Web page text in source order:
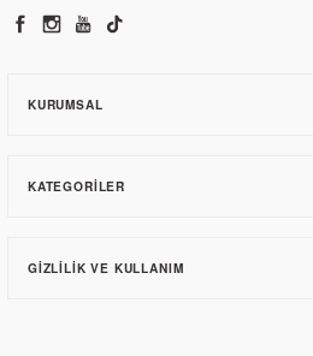
KURUMSAL
KATEGORILER
GIZLILIK VE KULLANIM